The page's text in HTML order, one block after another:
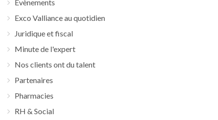
Evènements
Exco Valliance au quotidien
Juridique et fiscal
Minute de l'expert
Nos clients ont du talent
Partenaires
Pharmacies
RH & Social